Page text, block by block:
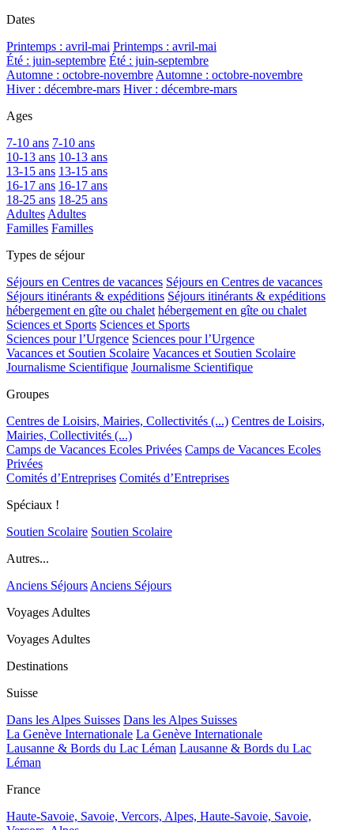
Dates
Printemps : avril-mai Printemps : avril-mai
Été : juin-septembre Été : juin-septembre
Automne : octobre-novembre Automne : octobre-novembre
Hiver : décembre-mars Hiver : décembre-mars
Ages
7-10 ans 7-10 ans
10-13 ans 10-13 ans
13-15 ans 13-15 ans
16-17 ans 16-17 ans
18-25 ans 18-25 ans
Adultes Adultes
Familles Familles
Types de séjour
Séjours en Centres de vacances Séjours en Centres de vacances
Séjours itinérants & expéditions Séjours itinérants & expéditions
hébergement en gîte ou chalet hébergement en gîte ou chalet
Sciences et Sports Sciences et Sports
Sciences pour l’Urgence Sciences pour l’Urgence
Vacances et Soutien Scolaire Vacances et Soutien Scolaire
Journalisme Scientifique Journalisme Scientifique
Groupes
Centres de Loisirs, Mairies, Collectivités (...) Centres de Loisirs,
Mairies, Collectivités (...)
Camps de Vacances Ecoles Privées Camps de Vacances Ecoles
Privées
Comités d’Entreprises Comités d’Entreprises
Spéciaux !
Soutien Scolaire Soutien Scolaire
Autres...
Anciens Séjours Anciens Séjours
Voyages Adultes
Voyages Adultes
Destinations
Suisse
Dans les Alpes Suisses Dans les Alpes Suisses
La Genève Internationale La Genève Internationale
Lausanne & Bords du Lac Léman Lausanne & Bords du Lac
Léman
France
Haute-Savoie, Savoie, Vercors, Alpes, Haute-Savoie, Savoie,